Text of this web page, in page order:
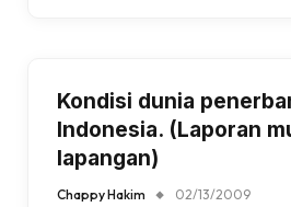
Kondisi dunia
Indonesia. (Laporan
lapangan)
Chappy Hakim 02/13/2009